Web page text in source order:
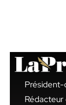
Président-
Rédacteur